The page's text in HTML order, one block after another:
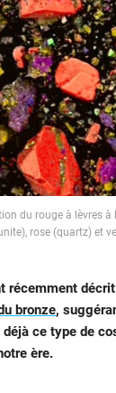
du rouge à lèvres à
rose (quartz) et
récemment
bronze,
ce type de
ère.